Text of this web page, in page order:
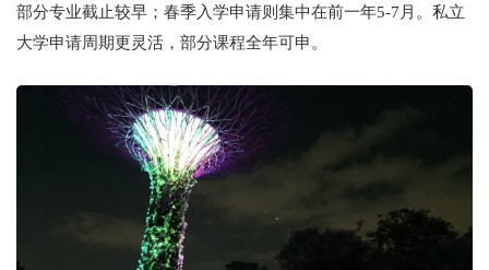
部分专业截止较早；春季入学申请则集中在前一年5-7月。私立
大学申请周期更灵活，部分课程全年可申。